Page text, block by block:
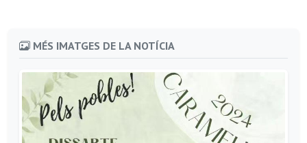
MÉS IMATGES DE LA NOTÍCIA